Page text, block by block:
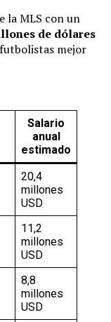
la MLS con un
de dólares
mejor
Salario
anual
estimado
20,4
millones
USD
11,2
millones
USD
8,8
millones
USD